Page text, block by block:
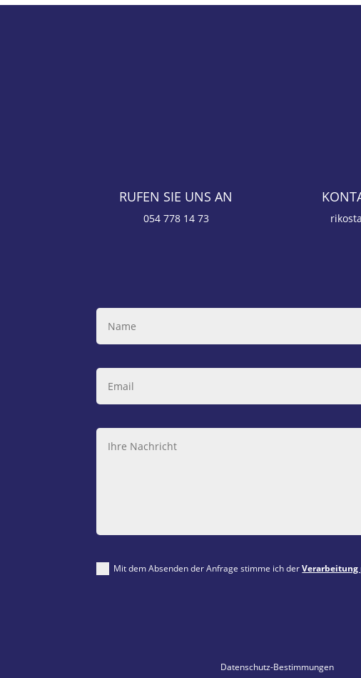
RUFEN SIE UNS AN
054 778 14 73
Mit dem Absenden der Anfrage stimme ich derVerarbeitung
Datenschutz-Bestimmungen